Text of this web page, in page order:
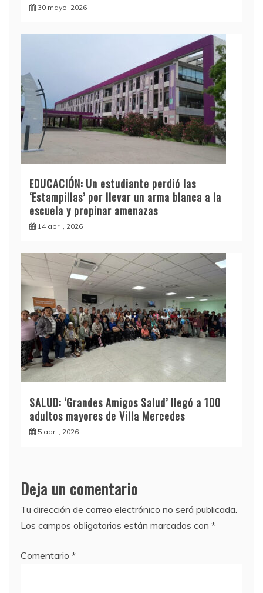
30 mayo, 2026
EDUCACIÓN: Un estudiante perdió las
‘Estampillas’ por llevar un arma blanca a la
escuela y propinar amenazas
14 abril, 2026
SALUD: ‘Grandes Amigos Salud’ llegó a 100
adultos mayores de Villa Mercedes
5 abril, 2026
Deja un comentario
Tu dirección de correo electrónico no será publicada.
Los campos obligatorios están marcados con *
Comentario *